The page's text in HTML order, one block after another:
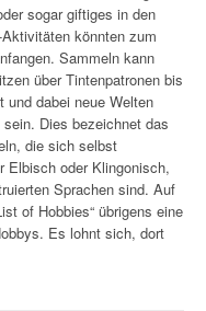
sogar giftiges in den
könnten zum
Sammeln kann
über Tintenpatronen bis
und dabei neue Welten
Dies bezeichnet das
die sich selbst
Elbisch oder Klingonisch,
Sprachen sind. Auf
of Hobbies“ übrigens eine
Es lohnt sich, dort